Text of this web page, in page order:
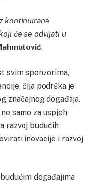
kontinuirane
će se odvijati u
.
svim sponzorima,
čija podrška je
značajnog događaja.
samo za uspjeh
razvoj budućih
inovacije i razvoj
događajima